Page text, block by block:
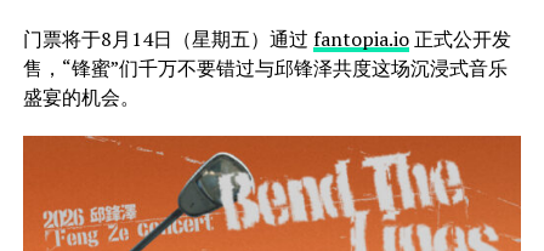
门票将于8月14日（星期五）通过 fantopia.io正式公开发
售，“锋蜜”们千万不要错过与邱锋泽共度这场沉浸式音乐
盛宴的机会。